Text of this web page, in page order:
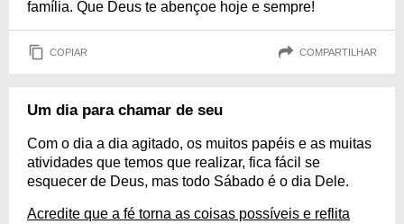
família. Que Deus te abençoe hoje e sempre!
COPIAR COMPARTILHAR
Um dia para chamar de seu
Com o dia a dia agitado, os muitos papéis e as muitas
atividades que temos que realizar, fica fácil se
esquecer de Deus, mas todo Sábado é o dia Dele.
Acredite que a fé torna as coisas possíveis e reflita